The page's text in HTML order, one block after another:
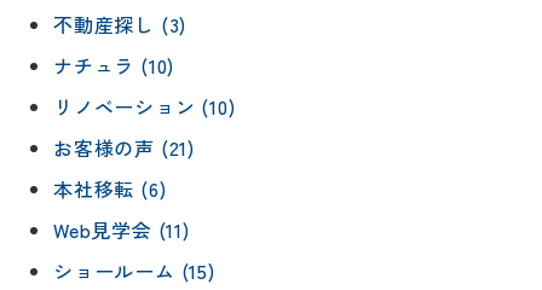
不動産探し (3)
ナチュラ (10)
リノベーション (10)
お客様の声 (21)
本社移転 (6)
Web見学会 (11)
ショールーム (15)